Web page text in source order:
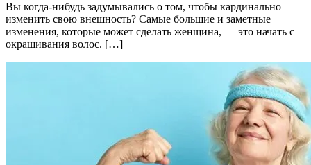
Вы когда-нибудь задумывались о том, чтобы кардинально
изменить свою внешность? Самые большие и заметные
изменения, которые может сделать женщина, — это начать с
окрашивания волос. […]